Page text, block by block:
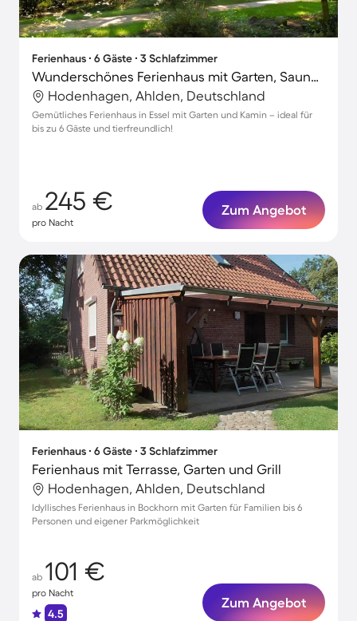
Ferienhaus ∙ 6 Gäste ∙ 3 Schlafzimmer
Wunderschönes Ferienhaus mit Garten, Sauna und Terrasse | Haustiere sind willkommen
Hodenhagen, Ahlden, Deutschland
Gemütliches Ferienhaus in Essel mit Garten und Kamin – ideal für
bis zu 6 Gäste und tierfreundlich!
ab 245 €
pro Nacht
Zum Angebot
Ferienhaus ∙ 6 Gäste ∙ 3 Schlafzimmer
Ferienhaus mit Terrasse, Garten und Grill
Hodenhagen, Ahlden, Deutschland
Idyllisches Ferienhaus in Bockhorn mit Garten für Familien bis 6
Personen und eigener Parkmöglichkeit
ab 101 €
pro Nacht
4.5
Zum Angebot